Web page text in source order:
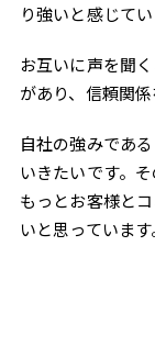
り強いと感じてい
お互いに声を聞
があり、信頼関
自社の強みであ
いきたいです。
もっとお客様と
いと思っています